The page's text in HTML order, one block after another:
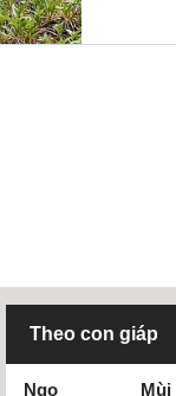
Theo con giáp
Ngọ Mùi